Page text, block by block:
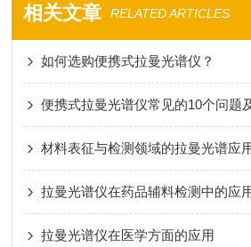
相关文章 RELATED ARTICLES
如何选购便携式拉曼光谱仪？
便携式拉曼光谱仪常见的10个问题
材料表征与检测领域的拉曼光谱应
拉曼光谱仪在药品辅料检测中的应
拉曼光谱仪在医学方面的应用